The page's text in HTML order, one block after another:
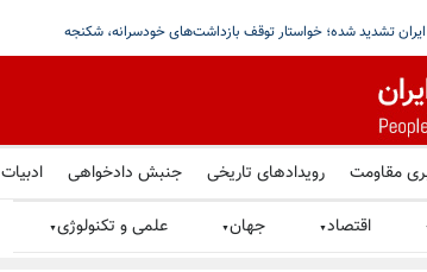
تصمیم کویت در میانه تنشهای منطقه‌یی
مقاومت رویدادهای تاریخی جنبش دادخواهی ادبیات
اقتصاد▼ جهان▼ علمی و تکنولوژی▼